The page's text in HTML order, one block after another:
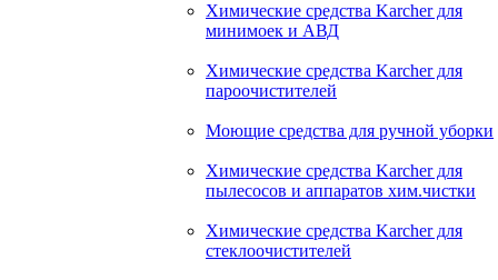
Химические средства Karcher для
минимоек и АВД
Химические средства Karcher для
пароочистителей
Моющие средства для ручной уборки
Химические средства Karcher для
пылесосов и аппаратов хим.чистки
Химические средства Karcher для
стеклоочистителей